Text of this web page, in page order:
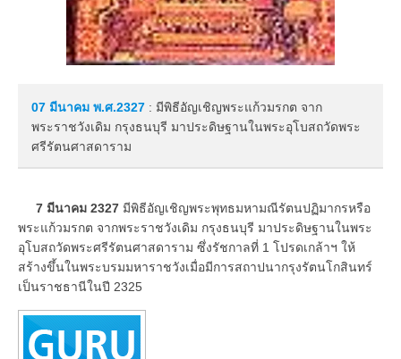
07 มีนาคม พ.ศ.2327 : มีพิธีอัญเชิญพระแก้วมรกต จาก
พระราชวังเดิม กรุงธนบุรี มาประดิษฐานในพระอุโบสถวัดพระ
ศรีรัตนศาสดาราม
7 มีนาคม 2327 มีพิธีอัญเชิญพระพุทธมหามณีรัตนปฏิมากรหรือ
พระแก้วมรกต จากพระราชวังเดิม กรุงธนบุรี มาประดิษฐานในพระ
อุโบสถวัดพระศรีรัตนศาสดาราม ซึ่งรัชกาลที่ 1 โปรดเกล้าฯ ให้
สร้างขึ้นในพระบรมมหาราชวังเมื่อมีการสถาปนากรุงรัตนโกสินทร์
เป็นราชธานีในปี 2325